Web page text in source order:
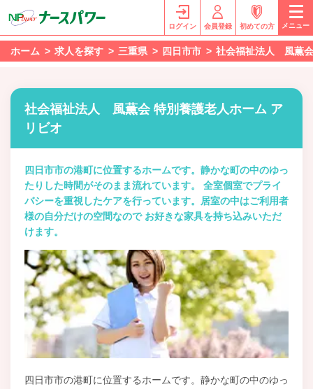
ログイン 会員登録 初めての方 メニュー
ホーム 求人を探す 三重県 四日市市 社会福祉法人 風薫会
社会福祉法人 風薫会 特別養護老人ホーム ア
リビオ
四日市市の港町に位置するホームです。静かな町の中のゆっ
たりした時間がそのまま流れています。 全室個室でプライ
バシーを重視したケアを行っています。居室の中はご利用者
様の自分だけの空間なので お好きな家具を持ち込みいただ
けます。
四日市市の港町に位置するホームです。静かな町の中のゆっ